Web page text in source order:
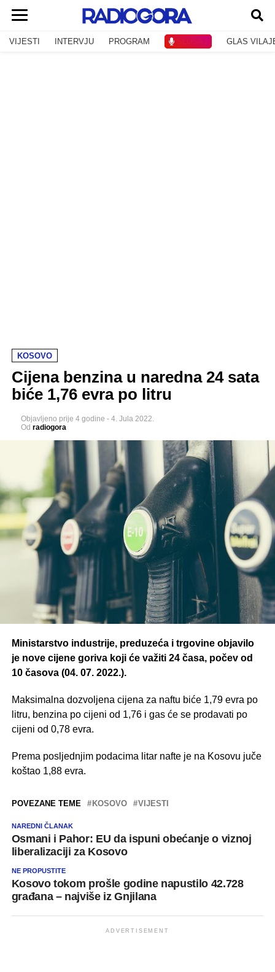
VIJESTI INTERVJU PROGRAM SLUŠAJ GLAS
KOSOVO
Cijena benzina u naredna 24 sata
biće 1,76 evra po litru
Objavljeno prije 4 godine - 4. Jula 2022.
Od radiogora
Ministarstvo industrije, preduzeća i trgovine objavilo
je nove cijene goriva koji će važiti 24 časa, počev od
10 časova (04. 07. 2022.).
Maksimalna dozvoljena cijena za naftu biće 1,79 evra po
litru, benzina po cijeni od 1,76 i gas će se prodavati po
cijeni od 0,78 evra.
Prema posljednjim podacima litar nafte je na Kosovu juče
koštao 1,88 evra.
POVEZANE TEME KOSOVO VIJESTI
NAREDNI ČLANAK
Osmani i Pahor: EU da ispuni obećanje o viznoj
liberalizaciji za Kosovo
NE PROPUSTITE
Kosovo tokom prošle godine napustilo 42.728
građana – najviše iz Gnjilana
ADVERTISEMENT